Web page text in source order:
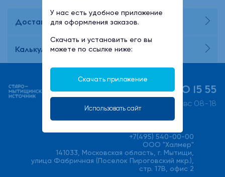
Доставка и оплата
Калькулятор потребления воды
+7 (495) 730 15 55
пн-пт 08-21, сб-вс 08-18
+7(495) 540-00-00
ООО "Халмер"
141033, Московская область, г. Мытищи,
улица Фабричная (Поселок Пироговский мкр.),
стр. 17В, офис 2
У нас есть удобное приложение
для оформления заказов.
Скачать и установить его вы
можете по ссылке ниже:
Скачать приложение
Использовать сайт